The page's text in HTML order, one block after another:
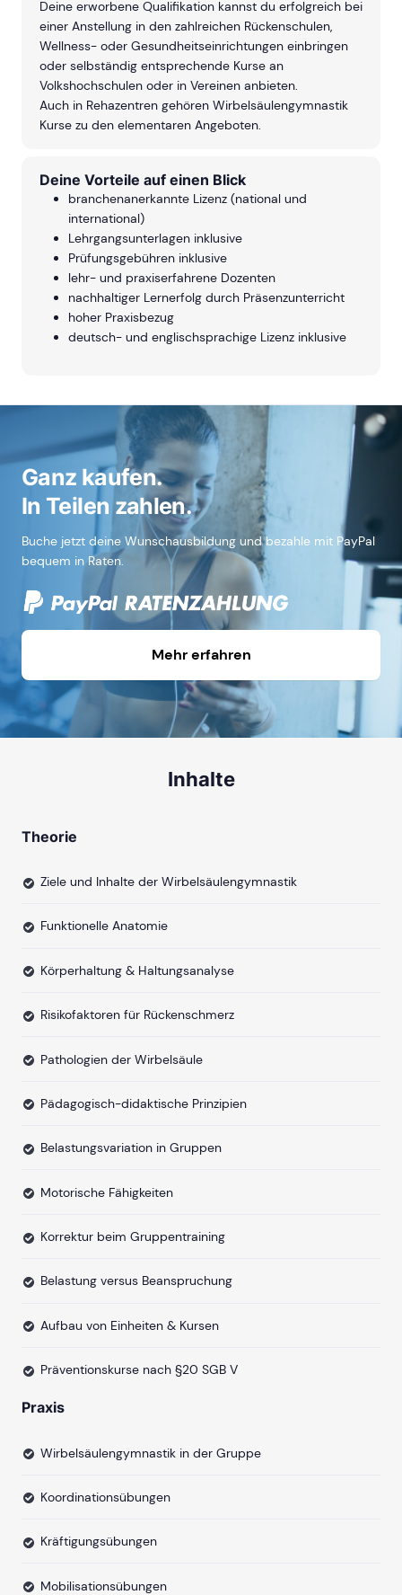
Deine erworbene Qualifikation kannst du erfolgreich bei
einer Anstellung in den zahlreichen Rückenschulen,
Wellness- oder Gesundheitseinrichtungen einbringen
oder selbständig entsprechende Kurse an
Volkshochschulen oder in Vereinen anbieten.
Auch in Rehazentren gehören Wirbelsäulengymnastik
Kurse zu den elementaren Angeboten.
Deine Vorteile auf einen Blick
branchenanerkannte Lizenz (national und
international)
Lehrgangsunterlagen inklusive
Prüfungsgebühren inklusive
lehr- und praxiserfahrene Dozenten
nachhaltiger Lernerfolg durch Präsenzunterricht
hoher Praxisbezug
deutsch- und englischsprachige Lizenz inklusive
Ganz kaufen.
In Teilen zahlen.
Buche jetzt deine Wunschausbildung und bezahle mit PayPal
bequem in Raten.
Mehr erfahren
Inhalte
Theorie
Ziele und Inhalte der Wirbelsäulengymnastik
Funktionelle Anatomie
Körperhaltung & Haltungsanalyse
Risikofaktoren für Rückenschmerz
Pathologien der Wirbelsäule
Pädagogisch-didaktische Prinzipien
Belastungsvariation in Gruppen
Motorische Fähigkeiten
Korrektur beim Gruppentraining
Belastung versus Beanspruchung
Aufbau von Einheiten & Kursen
Präventionskurse nach §20 SGB V
Praxis
Wirbelsäulengymnastik in der Gruppe
Koordinationsübungen
Kräftigungsübungen
Mobilisationsübungen